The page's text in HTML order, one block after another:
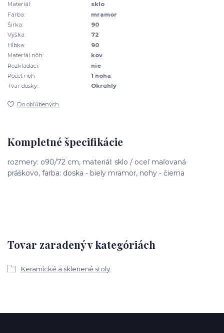
Materiál:
sklo
Farba:
mramor
Šírka:
90
Výška:
72
Hĺbka:
90
Materiál nôh:
kov
Rozkladací:
nie
Počet nôh:
1 noha
Tvar dosky:
Okrúhlý
Do obľúbených
Kompletné špecifikácie
rozmery: o90/72 cm, materiál: sklo / oceľ maľovaná
práškovo, farba: doska - biely mramor, nohy - čierna
Tovar zaradený v kategóriách
Keramické a sklenené stoly